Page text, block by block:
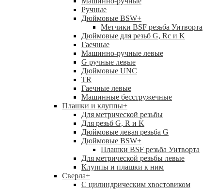
Ручные
Дюймовые BSW+
Метчики BSF резьба Уитворта
Дюймовые для резьб G, Rc и K
Гаечные
Машинно-ручные левые
G ручные левые
Дюймовые UNC
TR
Гаечные левые
Машинные бесстружечные
Плашки и клуппы+
Для метрической резьбы
Для резьб G, R и K
Дюймовые левая резьба G
Дюймовые BSW+
Плашки BSF резьба Уитворта
Для метрической резьбы левые
Клуппы и плашки к ним
Сверла+
С цилиндрическим хвостовиком